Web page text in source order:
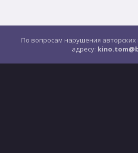
По вопросам нарушения
адресу: